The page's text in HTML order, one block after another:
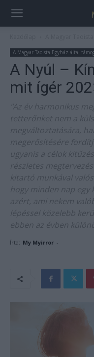
A Magyar Taoista Egyház által
A Nyúl –
mit ígér
"Az év harmonikus
tetterőnket nem a
megváltoztatására,
megerősítésére
ugyanis a célok
részletes
kitartó munkával
hogy minden nap egy
azért, ami nekem
lépéssel közelebb
ebben az évben
Írta: My Myirror -